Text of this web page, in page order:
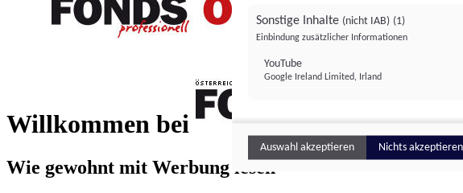
Willkommen bei
FONDS professionell
Wie gewohnt mit Werbung lesen
Sonstige Inhalte (nicht IAB) (1)
Einbindung zusätzlicher Informationen
YouTube
Google Ireland Limited, Irland
Auswahl akzeptieren Nichts akzeptieren